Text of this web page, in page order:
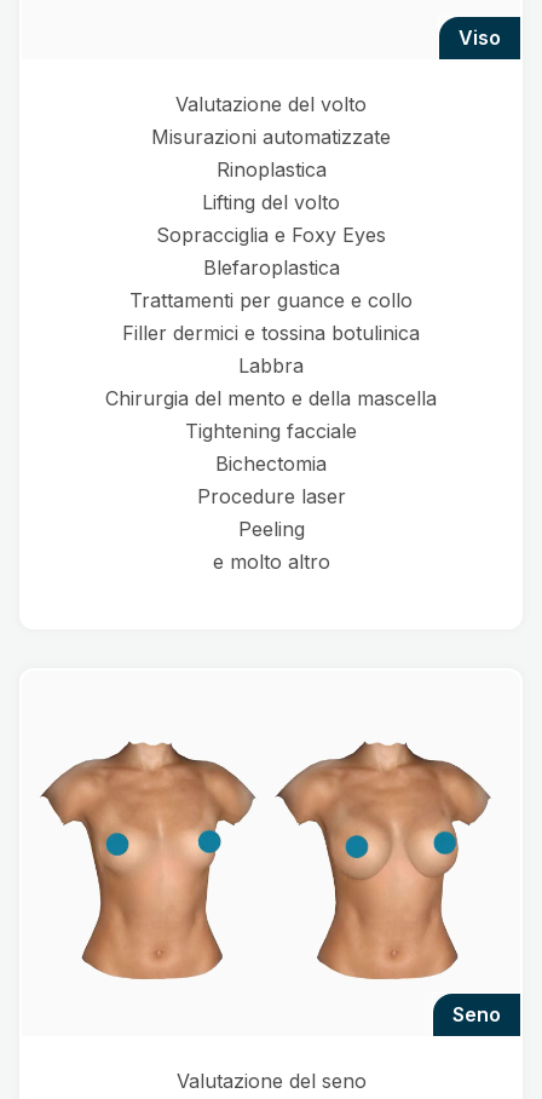
viso
Valutazione del volto
Misurazioni automatizzate
Rinoplastica
Lifting del volto
Sopracciglia e Foxy Eyes
Blefaroplastica
Trattamenti per guance e collo
Filler dermici e tossina botulinica
Labbra
Chirurgia del mento e della mascella
Tightening facciale
Bichectomia
Procedure laser
Peeling
e molto altro
seno
Valutazione del seno